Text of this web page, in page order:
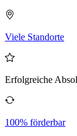
Viele Standorte
Erfolgreiche
100% förderbar